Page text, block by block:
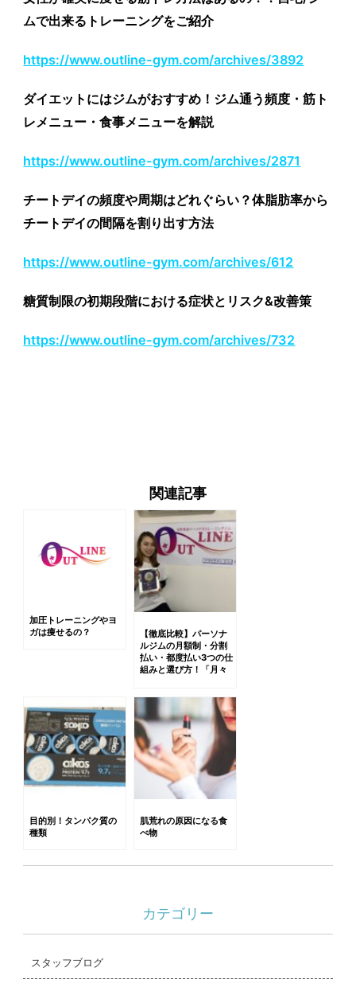
ムで出来るトレーニングをご紹介
https://www.outline-gym.com/archives/3892
ダイエットにはジムがおすすめ！ジム通う頻度・筋ト
レメニュー・食事メニューを解説
https://www.outline-gym.com/archives/2871
チートデイの頻度や周期はどれぐらい？体脂肪率から
チートデイの間隔を割り出す方法
https://www.outline-gym.com/archives/612
糖質制限の初期段階における症状とリスク&改善策
https://www.outline-gym.com/archives/732
関連記事
加圧トレーニングやヨ
ガは痩せるの？
【徹底比較】パーソナ
ルジムの月額制・分割
払い・都度払い3つの仕
組みと選び方！「月々
目的別！タンパク質の
種類
肌荒れの原因になる食
べ物
カテゴリー
スタッフブログ